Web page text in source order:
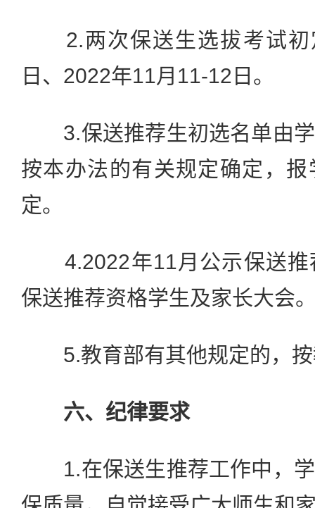
2.两次保送生选拔考试初
日、2022年11月11-12日。
3.保送推荐生初选名单由学
按本办法的有关规定确定，
定。
4.2022年11月公示保送推
保送推荐资格学生及家长大会
5.教育部有其他规定的，按
六、纪律要求
1.在保送生推荐工作中，学